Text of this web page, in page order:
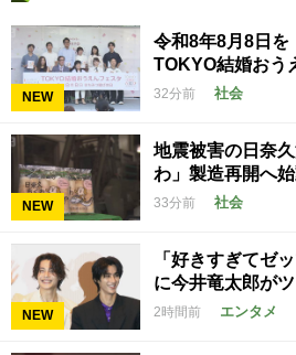
NEW
令和8年8月8日を
TOKYO結婚おう
32分前 社会
NEW
地震被害の日奈
わ」製造再開へ
33分前 社会
NEW
「好きすぎてゼ
に今井竜太郎が
2時間前 エンタメ